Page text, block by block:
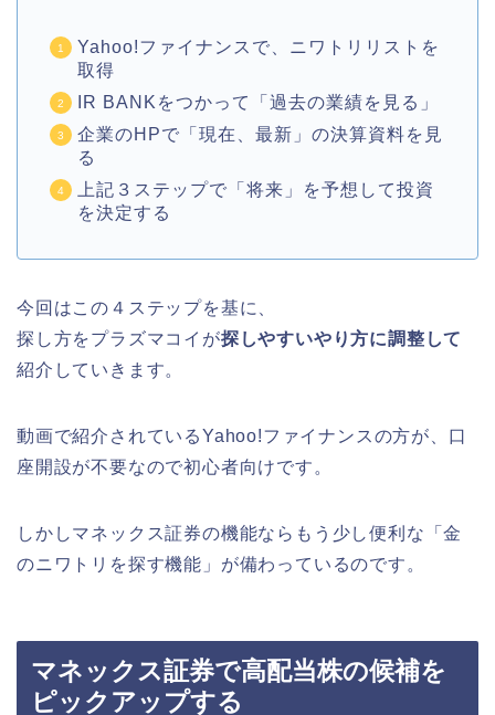
Yahoo!ファイナンスで、ニワトリリストを
取得
IR BANKをつかって「過去の業績を見る」
企業のHPで「現在、最新」の決算資料を見
る
上記３ステップで「将来」を予想して投資
を決定する
今回はこの４ステップを基に、
探し方をプラズマコイが探しやすいやり方に調整して
紹介していきます。
動画で紹介されているYahoo!ファイナンスの方が、口
座開設が不要なので初心者向けです。
しかしマネックス証券の機能ならもう少し便利な「金
のニワトリを探す機能」が備わっているのです。
マネックス証券で高配当株の候補を
ピックアップする